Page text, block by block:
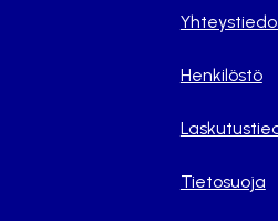
Henkilöstö
Tietosuoja